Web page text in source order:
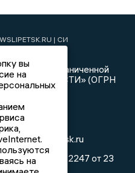
| СИ
с ограниченной
НОВОСТИ» (ОГРН
9427
info@newslipetsk.ru
Эл № ФС77-82247 от 23
из реестра
вы
на
на